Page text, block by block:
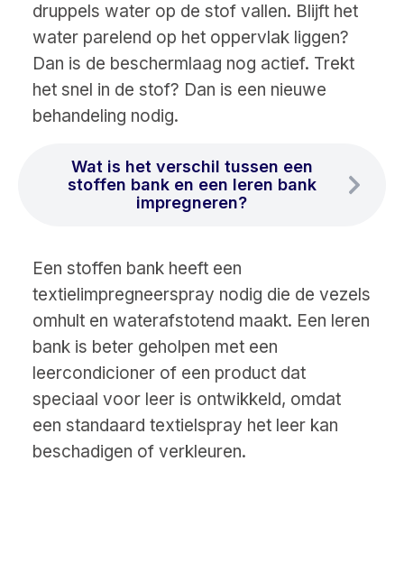
druppels water op de stof vallen. Blijft het
water parelend op het oppervlak liggen?
Dan is de beschermlaag nog actief. Trekt
het snel in de stof? Dan is een nieuwe
behandeling nodig.
Wat is het verschil tussen een
stoffen bank en een leren bank
impregneren?
Een stoffen bank heeft een
textielimpregneerspray nodig die de vezels
omhult en waterafstotend maakt. Een leren
bank is beter geholpen met een
leercondicioner of een product dat
speciaal voor leer is ontwikkeld, omdat
een standaard textielspray het leer kan
beschadigen of verkleuren.